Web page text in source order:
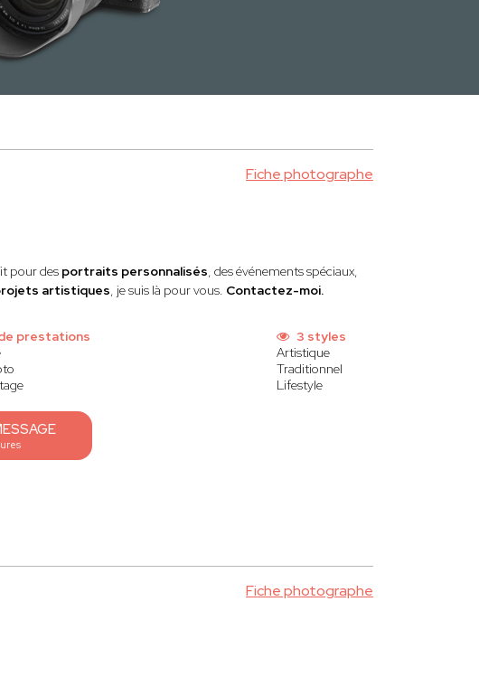
Fiche photographe
pour des portraits personnalisés, des événements spéciaux,
artistiques, je suis là pour vous. Contactez-moi.
prestations
3 styles
Artistique
Traditionnel
Lifestyle
Fiche photographe